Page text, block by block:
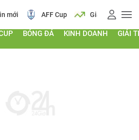
mới AFF Cup Giá vàng
BÓNG ĐÁ KINH DOANH GIẢI